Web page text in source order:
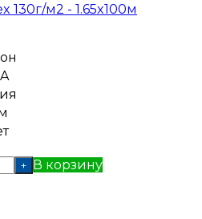
130г/м2 - 1.65x100м
+ В корзину